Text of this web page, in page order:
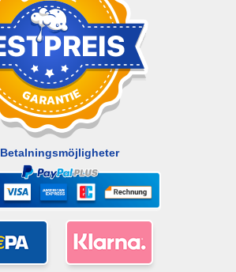
Betalningsmöjligheter